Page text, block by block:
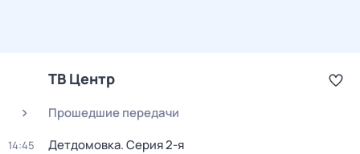
ТВ Центр
Прошедшие передачи
14:45 Детдомовка. Серия 2-я